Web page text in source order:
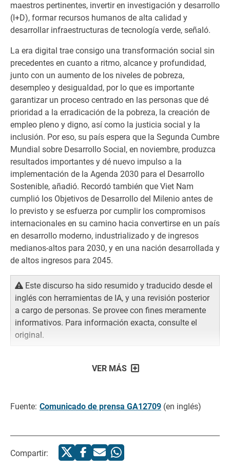
maestros pertinentes, invertir en investigación y desarrollo
(I+D), formar recursos humanos de alta calidad y
desarrollar infraestructuras de tecnología verde, señaló.
La era digital trae consigo una transformación social sin
precedentes en cuanto a ritmo, alcance y profundidad,
junto con un aumento de los niveles de pobreza,
desempleo y desigualdad, por lo que es importante
garantizar un proceso centrado en las personas que dé
prioridad a la erradicación de la pobreza, la creación de
empleo pleno y digno, así como la justicia social y la
inclusión. Por eso, su país espera que la Segunda Cumbre
Mundial sobre Desarrollo Social, en noviembre, produzca
resultados importantes y dé nuevo impulso a la
implementación de la Agenda 2030 para el Desarrollo
Sostenible, añadió. Recordó también que Viet Nam
cumplió los Objetivos de Desarrollo del Milenio antes de
lo previsto y se esfuerza por cumplir los compromisos
internacionales en su camino hacia convertirse en un país
en desarrollo moderno, industrializado y de ingresos
medianos-altos para 2030, y en una nación desarrollada y
de altos ingresos para 2045.
Este discurso ha sido resumido y traducido desde el
inglés con herramientas de IA, y una revisión posterior
a cargo de personas. Se provee con fines meramente
informativos. Para información exacta, consulte el
original.
VER MÁS
Fuente: Comunicado de prensa GA12709 (en inglés)
Compartir: